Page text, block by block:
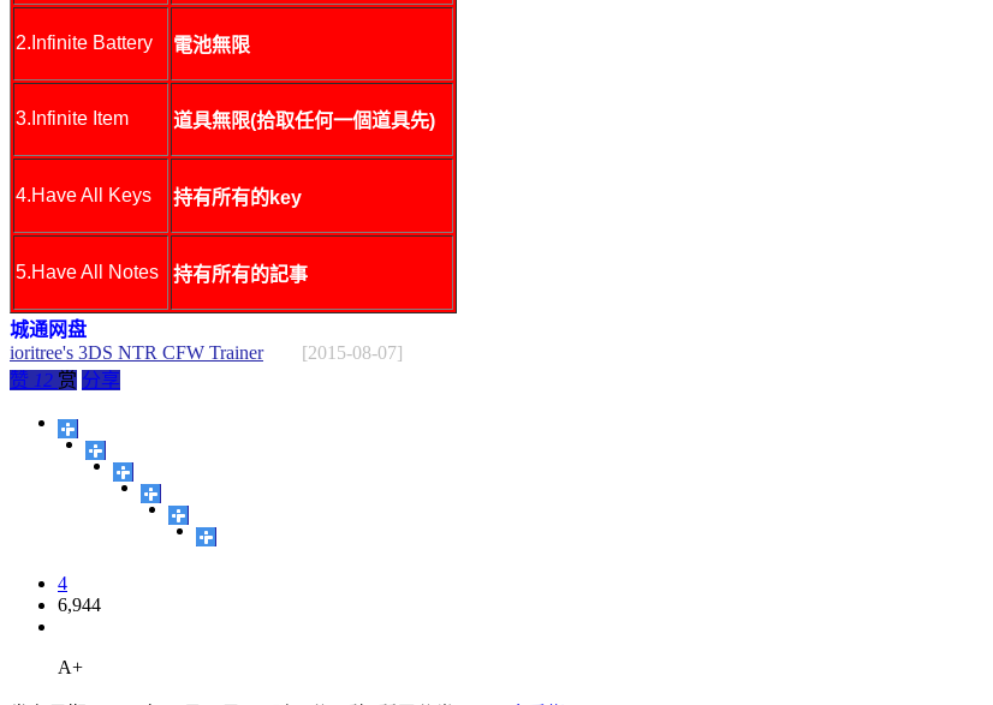
2.Infinite Battery 電池無限
3.Infinite Item 道具無限(拾取任何一個道具先)
4.Have All Keys 持有所有的key
5.Have All Notes 持有所有的記事
城通网盘
ioritree's 3DS NTR CFW Trainer
[2015-08-07]
赞 12 赏 分享
4
6,944
A+